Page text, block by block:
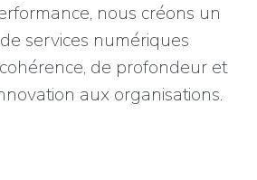
nous créons un
services numériques
de profondeur et
aux organisations.